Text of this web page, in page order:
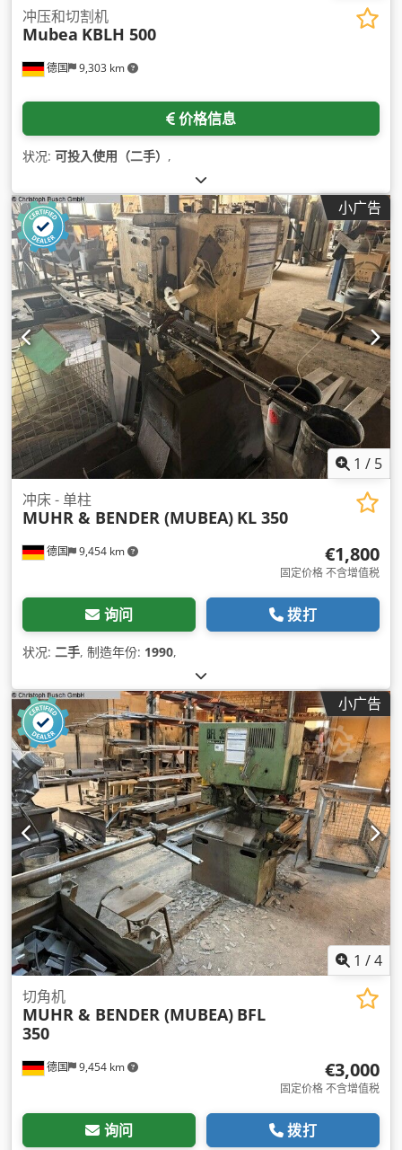
德国 9,303 km
冲压和切割机
Mubea KBLH 500
价格信息
状况: 可投入使用（二手） ,
小广告
1 / 5
德国 9,454 km
冲床 - 单柱
MUHR & BENDER (MUBEA) KL 350
€1,800
固定价格 不含增值税
询问 拨打
状况: 二手, 制造年份: 1990,
小广告
1 /4
德国 9,454 km
切角机
MUHR & BENDER (MUBEA) BFL
350
€3,000
固定价格 不含增值税
询问 拨打